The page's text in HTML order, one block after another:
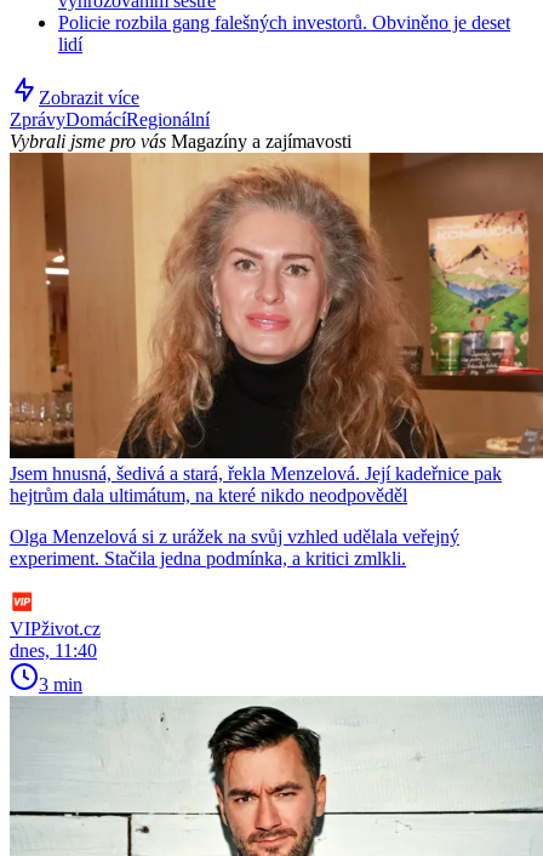
Policie rozbila gang falešných investorů. Obviněno je deset
lidí
Zobrazit více
ZprávyDomácíRegionální
Vybrali jsme pro vás Magazíny a zajímavosti
Jsem hnusná, šedivá a stará, řekla Menzelová. Její kadeřnice pak
hejtrům dala ultimátum, na které nikdo neodpověděl
Olga Menzelová si z urážek na svůj vzhled udělala veřejný
experiment. Stačila jedna podmínka, a kritici zmlkli.
VIPživot.cz
dnes, 11:40
3 min